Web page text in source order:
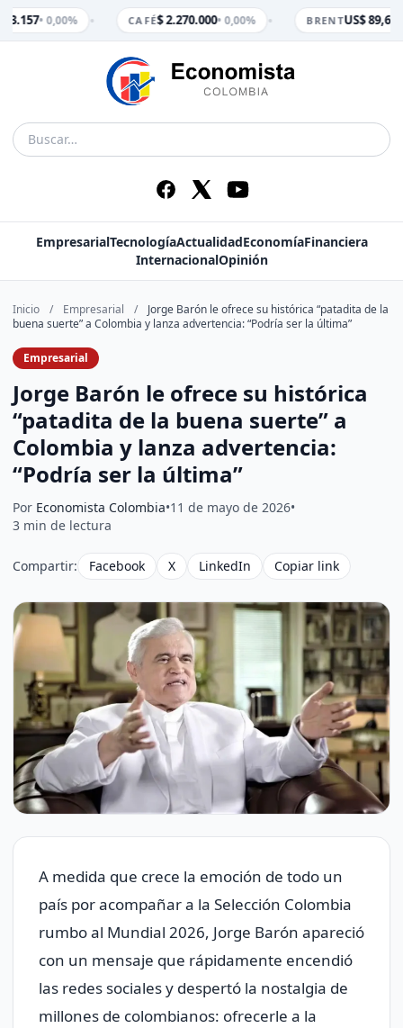
3.157• 0,00% CAFÉ$ 2.270.000• 0,00% BRENTUS$ 89,65
EmpresarialTecnologíaActualidadEconomíaFinanciera
InternacionalOpinión
Inicio / Empresarial /
Jorge Barón le ofrece su histórica “patadita de la
buena suerte” a Colombia y lanza advertencia: “Podría ser la última”
Empresarial
Jorge Barón le ofrece su histórica
“patadita de la buena suerte” a
Colombia y lanza advertencia:
“Podría ser la última”
Por Economista Colombia•11 de mayo de 2026•
3 min de lectura
Compartir: Facebook X LinkedIn Copiar link
A medida que crece la emoción de todo un
país por acompañar a la Selección Colombia
rumbo al Mundial 2026, Jorge Barón apareció
con un mensaje que rápidamente encendió
las redes sociales y despertó la nostalgia de
millones de colombianos: ofrecerle a la